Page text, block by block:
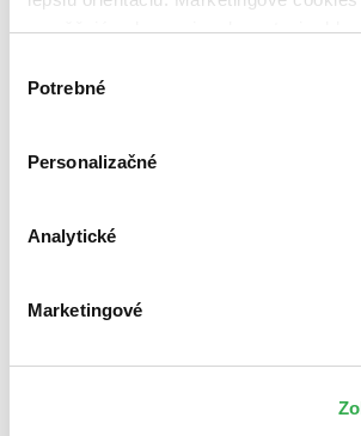
umožňujú zobrazenie relevantnej
keby sme mohli používať všetky tieto
súhlasu
Potrebné
Personalizačné
Analytické
Marketingové
Zrušiť filtre
Puzzle nové